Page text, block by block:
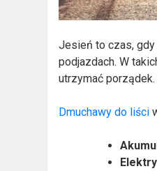
Jesień to czas, gdy
podjazdach. W
utrzymać
Dmuchawy do liści